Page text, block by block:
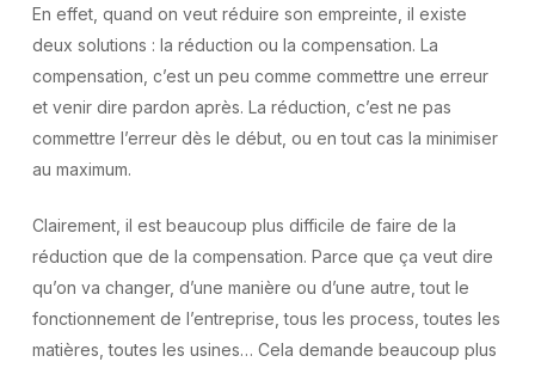
En effet, quand on veut réduire son empreinte, il existe
deux solutions : la réduction ou la compensation. La
compensation, c’est un peu comme commettre une erreur
et venir dire pardon après. La réduction, c’est ne pas
commettre l’erreur dès le début, ou en tout cas la minimiser
au maximum.
Clairement, il est beaucoup plus difficile de faire de la
réduction que de la compensation. Parce que ça veut dire
qu’on va changer, d’une manière ou d’une autre, tout le
fonctionnement de l’entreprise, tous les process, toutes les
matières, toutes les usines… Cela demande beaucoup plus